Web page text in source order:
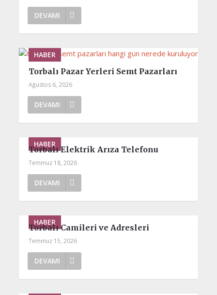
DEVAMI
HABER
Torbalı Pazar Yerleri Semt Pazarları
Ağustos 6, 2026
DEVAMI
HABER
Torbalı Elektrik Arıza Telefonu
Temmuz 18, 2026
DEVAMI
HABER
Torbalı Camileri ve Adresleri
Temmuz 15, 2026
DEVAMI